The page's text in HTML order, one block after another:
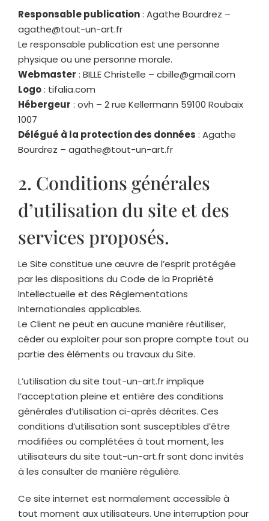
Responsable publication: Agathe Bourdrez –
agathe@tout-un-art.fr
Le responsable publication est une personne
physique ou une personne morale.
Webmaster : BILLE Christelle – cbille@gmail.com
Logo: tifalia.com
Hébergeur : ovh – 2 rue Kellermann 59100 Roubaix
1007
Délégué à la protection des données : Agathe
Bourdrez – agathe@tout-un-art.fr
2. Conditions générales
d’utilisation du site et des
services proposés.
Le Site constitue une œuvre de l’esprit protégée
par les dispositions du Code de la Propriété
Intellectuelle et des Réglementations
Internationales applicables.
Le Client ne peut en aucune manière réutiliser,
céder ou exploiter pour son propre compte tout ou
partie des éléments ou travaux du Site.
L’utilisation du site tout-un-art.frimplique
l’acceptation pleine et entière des conditions
générales d’utilisation ci-après décrites. Ces
conditions d’utilisation sont susceptibles d’être
modifiées ou complétées à tout moment, les
utilisateurs du site tout-un-art.frsont donc invités
à les consulter de manière régulière.
Ce site internet est normalement accessible à
tout moment aux utilisateurs. Une interruption pour